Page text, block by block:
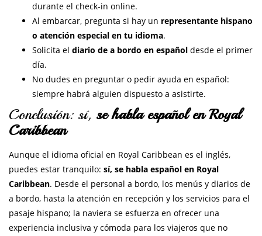
durante el check-in online.
Al embarcar, pregunta si hay un representante hispano
o atención especial en tu idioma.
Solicita el diario de a bordo en español desde el primer
día.
No dudes en preguntar o pedir ayuda en español:
siempre habrá alguien dispuesto a asistirte.
Conclusión: sí, se habla español en Royal
Caribbean
Aunque el idioma oficial en Royal Caribbean es el inglés,
puedes estar tranquilo: sí, se habla español en Royal
Caribbean. Desde el personal a bordo, los menús y diarios de
a bordo, hasta la atención en recepción y los servicios para el
pasaje hispano; la naviera se esfuerza en ofrecer una
experiencia inclusiva y cómoda para los viajeros que no